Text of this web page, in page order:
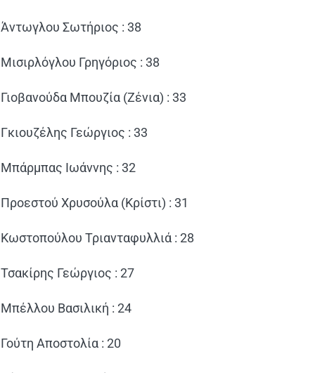
Άντωγλου Σωτήριος : 38
Μισιρλόγλου Γρηγόριος : 38
Γιοβανούδα Μπουζία (Ζένια) : 33
Γκιουζέλης Γεώργιος : 33
Μπάρμπας Ιωάννης : 32
Προεστού Χρυσούλα (Κρίστι) : 31
Κωστοπούλου Τριανταφυλλιά : 28
Τσακίρης Γεώργιος : 27
Μπέλλου Βασιλική : 24
Γούτη Αποστολία : 20